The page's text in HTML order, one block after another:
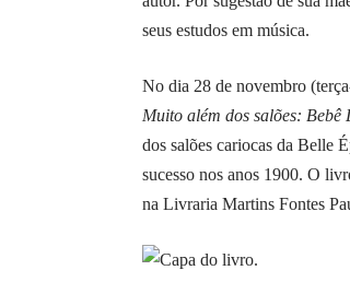
seus estudos em música.
No dia 28 de novembro
Muito além dos salões:
dos salões cariocas da Belle
sucesso nos anos 1900. O
na Livraria Martins Fontes